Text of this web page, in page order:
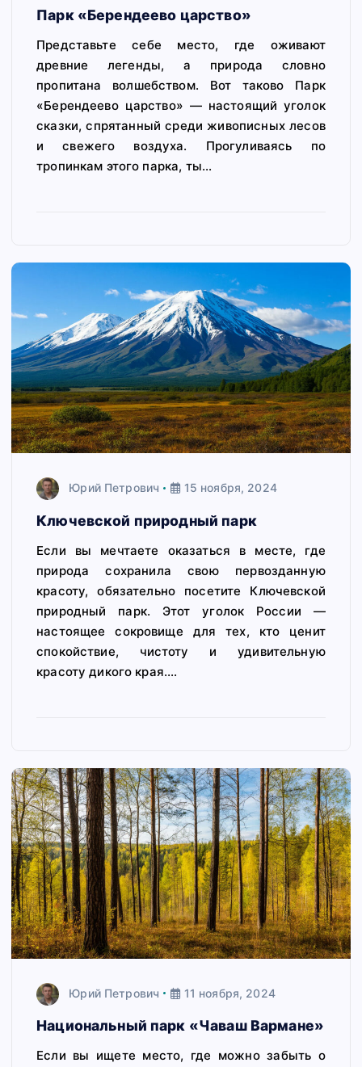
Парк «Берендеево царство»
Представьте себе место, где оживают
древние легенды, а природа словно
пропитана волшебством. Вот таково Парк
«Берендеево царство» — настоящий уголок
сказки, спрятанный среди живописных лесов
и свежего воздуха. Прогуливаясь по
тропинкам этого парка, ты…
Юрий Петрович 15 ноября, 2024
Ключевской природный парк
Если вы мечтаете оказаться в месте, где
природа сохранила свою первозданную
красоту, обязательно посетите Ключевской
природный парк. Этот уголок России —
настоящее сокровище для тех, кто ценит
спокойствие, чистоту и удивительную
красоту дикого края.…
Юрий Петрович 11 ноября, 2024
Национальный парк «Чаваш Вармане»
Если вы ищете место, где можно забыть о